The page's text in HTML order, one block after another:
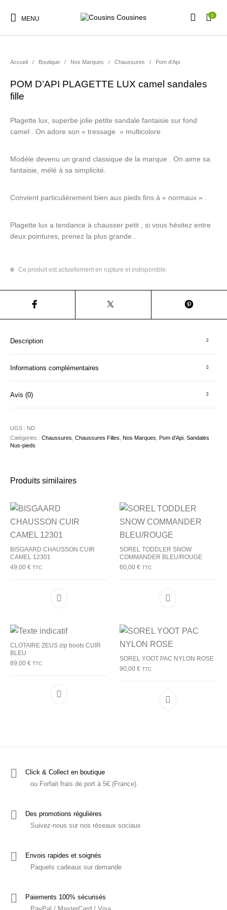
MENU 0
Nouveautés
Accueil / Boutique / Nos Marques / Chaussures / Pom d'Api
POM D’API PLAGETTE LUX camel sandales
fille
Plagette lux, superbe jolie petite sandale fantaisie sur fond
camel . On adore son « tressage » multicolore
Modéle devenu un grand classique de la marque . On aime sa
fantaisie, mélé à sa simplicité.
Convient particulièrement bien aux pieds fins à « normaux » .
Plagette lux a tendance à chausser petit , si vous hésitez entre
deux pointures, prenez la plus grande .
Ce produit est actuellement en rupture et indisponible.
Description
Informations complémentaires
Avis (0)
UGS : ND
Catégories :Chaussures ,Chaussures Filles ,Nos Marques ,Pom d'Api ,Sandales
Nus-pieds
Produits similaires
BISGAARD CHAUSSON CUIR
CAMEL 12301
49,00€ TTC
Ce produit a plusieurs variations. Les options
SOREL TODDLER SNOW
COMMANDER BLEU/ROUGE
60,00 € TTC
Ce produit a
CLOTAIRE ZEUS zip boots CUIR
BLEU
89,00€ TTC
Ce produit a plusieurs variations. Les options
SOREL YOOT PAC NYLON ROSE
90,00 € TTC
Ce produit a
Click & Collect en boutique
ou Forfait frais de port à 5€ (France)
Des promotions régulières
Suivez-nous sur nos réseaux sociaux
Envois rapides et soignés
Paquets cadeaux sur demande
Paiements 100% sécurisés